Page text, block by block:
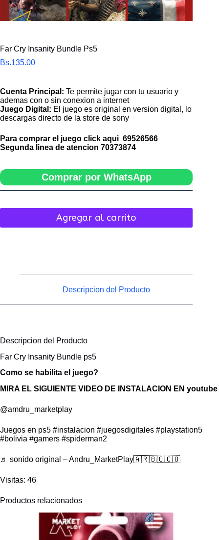
Far Cry Insanity Bundle Ps5
Bs.135.00
Cuenta Principal: Te permite jugar con tu usuario y
ademas con o sin conexion a internet
Juego Digital: El juego es original en version digital, lo
descargas directo de la store de sony
Para comprar el juego click aqui 69526566
Segunda linea de atencion 70373874
Comprar por WhatsApp
Agregar al carrito
Descripcion del Producto
Descripcion del Producto
Far Cry Insanity Bundle ps5
Como se habilita el juego?
MIRA EL SIGUIENTE VIDEO DE INSTALACION EN youtube
@amdru_marketplay
Juegos en ps5 #instalacion #juegosdigitales #playstation5
#bolivia #gamers #spiderman2
♬ sonido original – Andru_MarketPlay🇦🇷🇧🇴🇨🇴
Visitas: 46
Productos relacionados